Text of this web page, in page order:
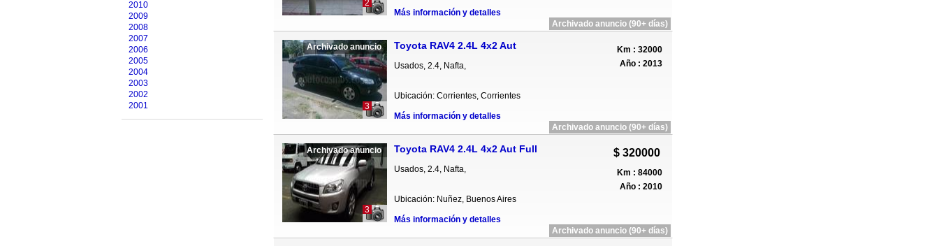
2010
2009
2008
2007
2006
2005
2004
2003
2002
2001
2
Más información y detalles
Archivado anuncio (90+ días)
Archivado anuncio
3
Toyota RAV4 2.4L 4x2 Aut
Usados, 2.4, Nafta,
Ubicación: Corrientes, Corrientes
Más información y detalles
Km : 32000
Año : 2013
Archivado anuncio (90+ días)
Archivado anuncio
3
Toyota RAV4 2.4L 4x2 Aut Full
Usados, 2.4, Nafta,
Ubicación: Nuñez, Buenos Aires
Más información y detalles
$ 320000
Km : 84000
Año : 2010
Archivado anuncio (90+ días)